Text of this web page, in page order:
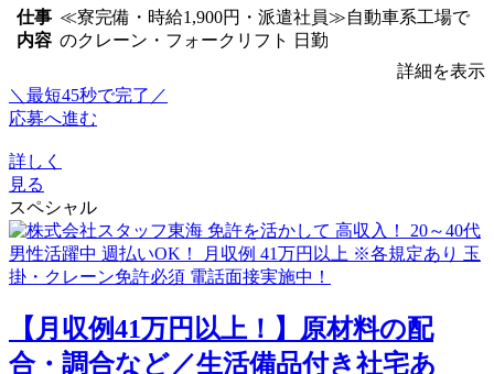
仕事
内容
≪寮完備・時給1,900円・派遣社員≫自動車系工場で
のクレーン・フォークリフト 日勤
詳細を表示
＼最短45秒で完了／
応募へ進む
詳しく
見る
スペシャル
【月収例41万円以上！】原材料の配
合・調合など／生活備品付き社宅あ